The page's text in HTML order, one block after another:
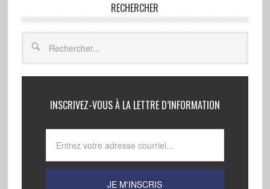
RECHERCHER
INSCRIVEZ-VOUS À LA LETTRE D’INFORMATION